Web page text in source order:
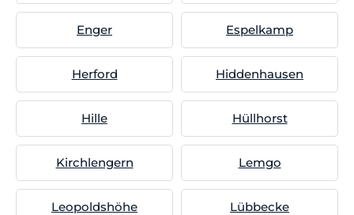
Enger Espelkamp
Herford Hiddenhausen
Hille Hüllhorst
Kirchlengern Lemgo
Leopoldshöhe Lübbecke